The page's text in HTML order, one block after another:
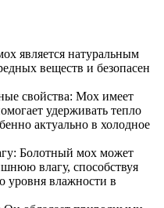
является натуральным
веществ и безопасен
свойства: Мох имеет
удерживать тепло
актуально в холодное
Болотный мох может
влагу, способствуя
уровня влажности в